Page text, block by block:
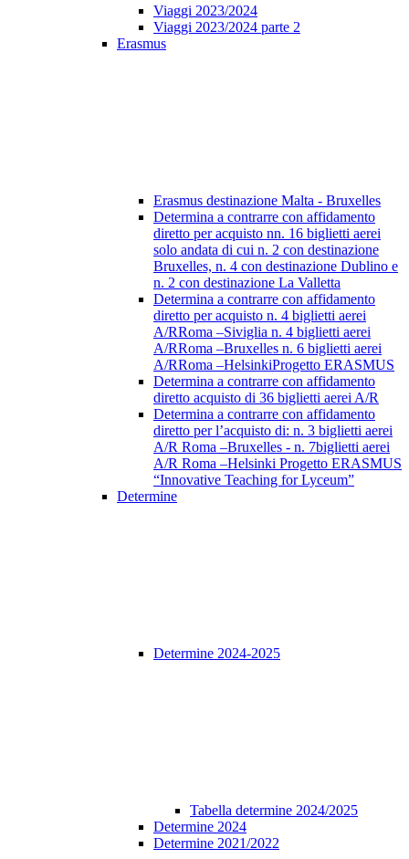
Viaggi 2023/2024
Viaggi 2023/2024 parte 2
Erasmus
Erasmus destinazione Malta - Bruxelles
Determina a contrarre con affidamento
diretto per acquisto nn. 16 biglietti aerei
solo andata di cui n. 2 con destinazione
Bruxelles, n. 4 con destinazione Dublino e
n. 2 con destinazione La Valletta
Determina a contrarre con affidamento
diretto per acquisto n. 4 biglietti aerei
A/RRoma –Siviglia n. 4 biglietti aerei
A/RRoma –Bruxelles n. 6 biglietti aerei
A/RRoma –HelsinkiProgetto ERASMUS
Determina a contrarre con affidamento
diretto acquisto di 36 biglietti aerei A/R
Determina a contrarre con affidamento
diretto per l’acquisto di: n. 3 biglietti aerei
A/R Roma –Bruxelles - n. 7biglietti aerei
A/R Roma –Helsinki Progetto ERASMUS
“Innovative Teaching for Lyceum”
Determine
Determine 2024-2025
Tabella determine 2024/2025
Determine 2024
Determine 2021/2022